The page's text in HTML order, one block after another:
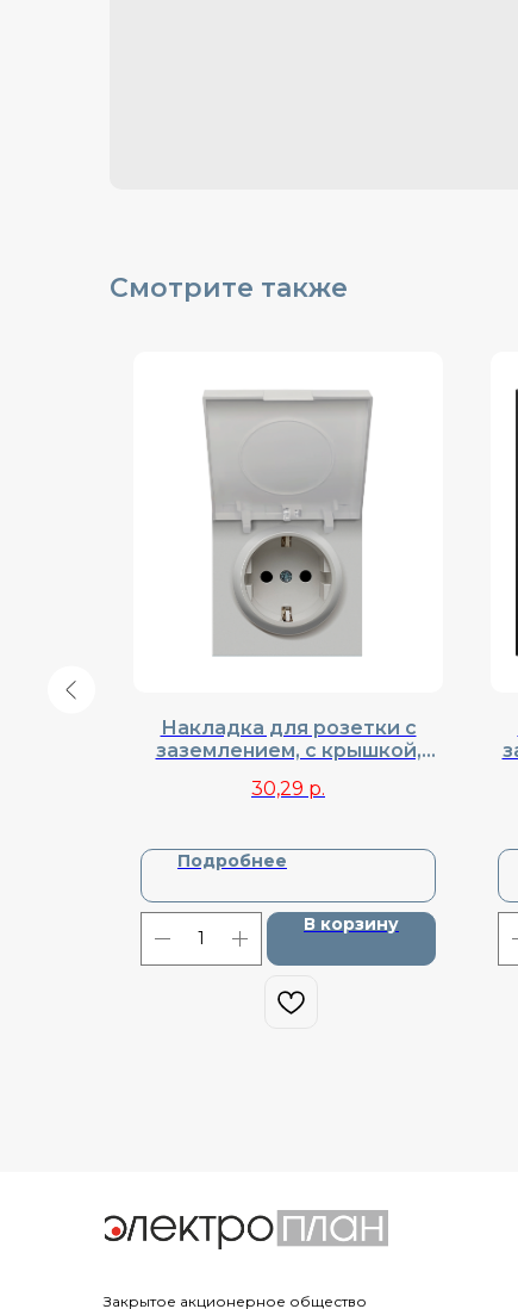
Смотрите также
Накладка для розетки с
заземлением, с крышкой,
30,29 р.
Подробнее
В корзину
Закрытое акционерное общество